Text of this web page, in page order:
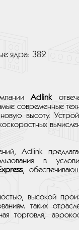
ядра: 382
Adlink
современные
высоту.
Adlink
в
,
высокой
таких
торговля,